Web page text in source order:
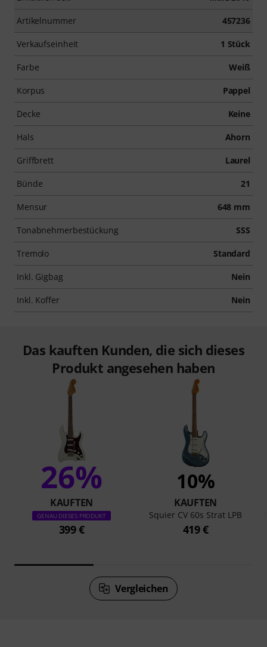
Artikelnummer 457236
Verkaufseinheit 1 Stück
Farbe Weiß
Korpus Pappel
Decke Keine
Hals Ahorn
Griffbrett Laurel
Bünde 21
Mensur 648 mm
Tonabnehmerbestückung SSS
Tremolo Standard
Inkl. Gigbag Nein
Inkl. Koffer Nein
Das kauften Kunden, die sich dieses
Produkt angesehen haben
26%
KAUFTEN
GENAU DIESES PRODUKT
399 €
10%
KAUFTEN
Squier CV 60s Strat LPB
419 €
Vergleichen